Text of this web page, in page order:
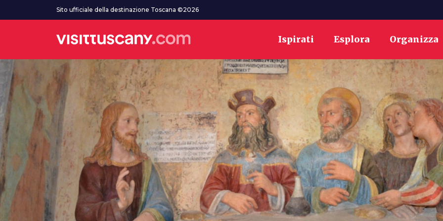
Vai al contenuto principaleSito ufficiale della destinazione Toscana ©2026
Ispirati Esplora Organizza